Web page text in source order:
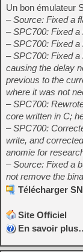
Un bon émulateur
– Source: Fixed a
– SPC700: Fixed a
– SPC700: Fixed
– SPC700: Fixed a
causing the delay
previous to the
where it was not
– SPC700:
core written in C;
– SPC700:
write, and
anomie for
– Source: Fixed a
not remove the
Télécharger
Site Officiel
En savoir